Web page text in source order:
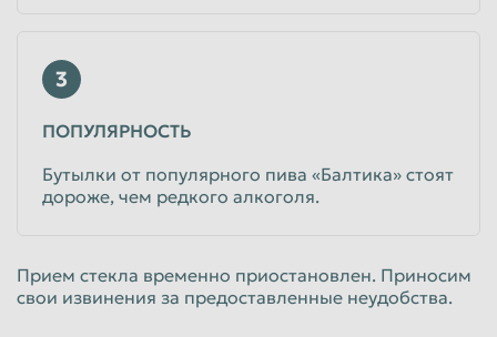
3
ПОПУЛЯРНОСТЬ
Бутылки от популярного пива «Балтика» стоят
дороже, чем редкого алкоголя.
Прием стекла временно приостановлен. Приносим
свои извинения за предоставленные неудобства.